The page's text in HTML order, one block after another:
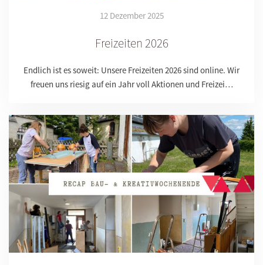
12 Dezember 2025
Freizeiten 2026
Endlich ist es soweit: Unsere Freizeiten 2026 sind online. Wir
freuen uns riesig auf ein Jahr voll Aktionen und Freizei…